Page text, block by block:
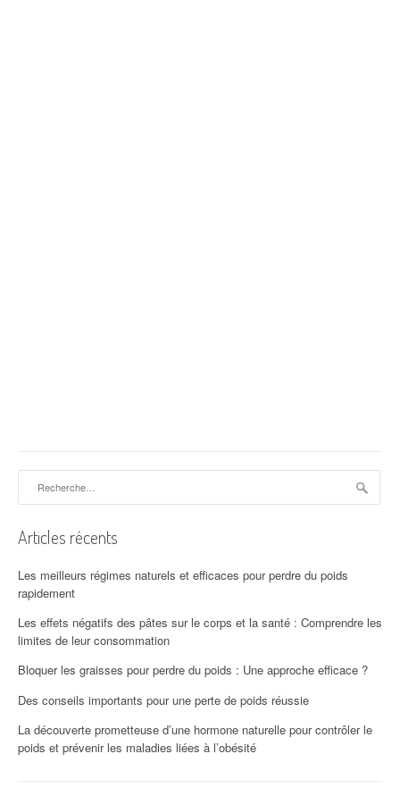
Articles récents
Les meilleurs régimes naturels et efficaces pour perdre du poids
rapidement
Les effets négatifs des pâtes sur le corps et la santé : Comprendre les
limites de leur consommation
Bloquer les graisses pour perdre du poids : Une approche efficace ?
Des conseils importants pour une perte de poids réussie
La découverte prometteuse d’une hormone naturelle pour contrôler le
poids et prévenir les maladies liées à l’obésité